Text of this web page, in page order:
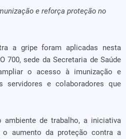
e reforça proteção no
a gripe foram aplicadas nesta
700, sede da Secretaria de Saúde
o acesso à imunização e
servidores e colaboradores que
ambiente de trabalho, a iniciativa
o aumento da proteção contra a